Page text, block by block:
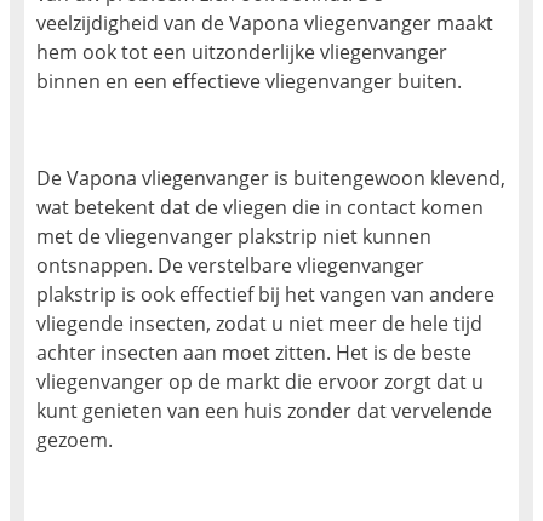
veelzijdigheid van de Vapona vliegenvanger maakt
hem ook tot een uitzonderlijke vliegenvanger
binnen en een effectieve vliegenvanger buiten.
De Vapona vliegenvanger is buitengewoon klevend,
wat betekent dat de vliegen die in contact komen
met de vliegenvanger plakstrip niet kunnen
ontsnappen. De verstelbare vliegenvanger
plakstrip is ook effectief bij het vangen van andere
vliegende insecten, zodat u niet meer de hele tijd
achter insecten aan moet zitten. Het is de beste
vliegenvanger op de markt die ervoor zorgt dat u
kunt genieten van een huis zonder dat vervelende
gezoem.